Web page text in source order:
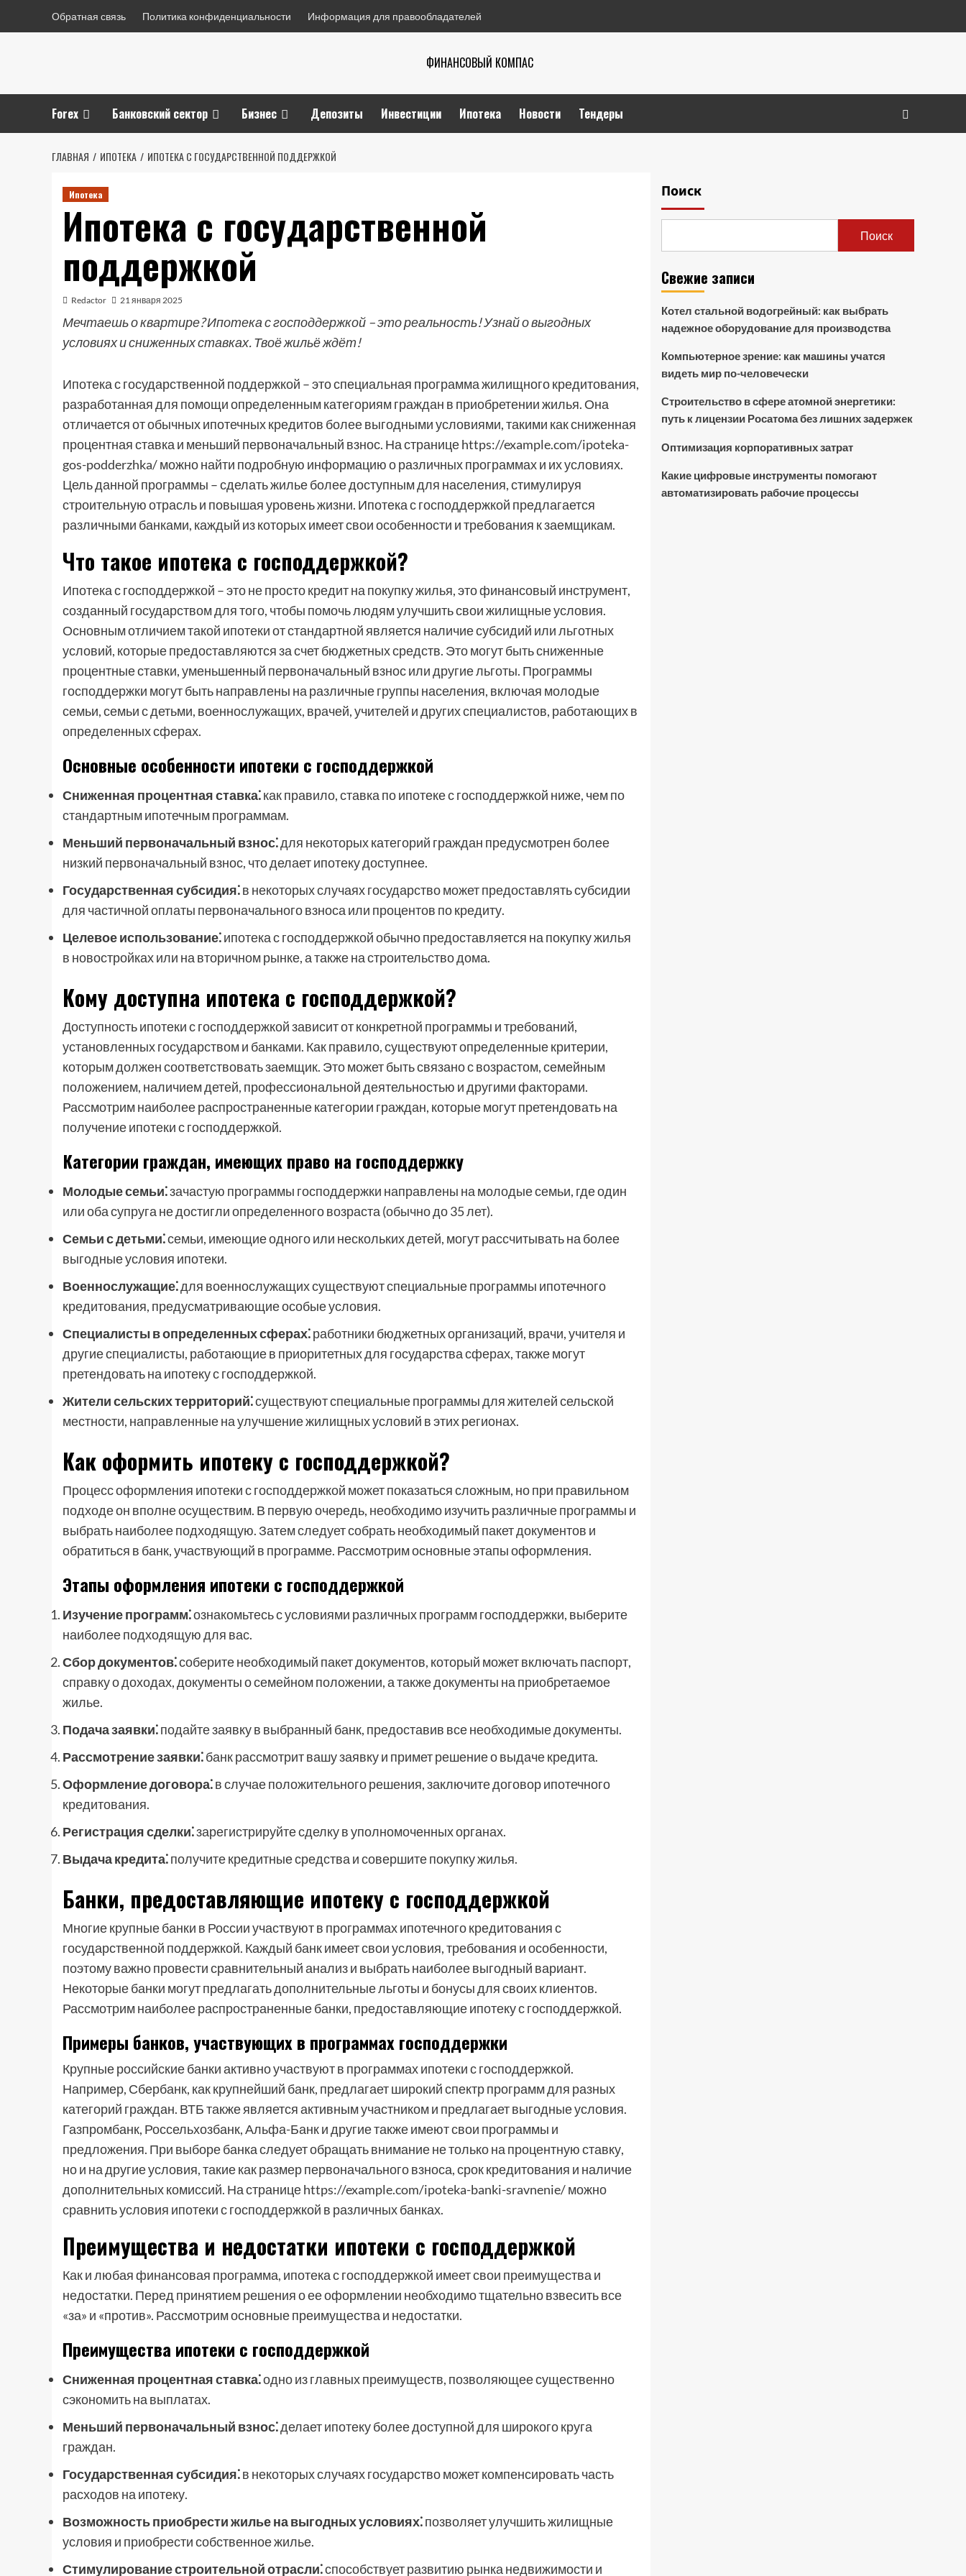
Обратная связь Политика конфиденциальности Информация для правообладателей
ФИНАНСОВЫЙ КОМПАС
Forex Банковский сектор Бизнес Депозиты Инвестиции Ипотека Новости Тендеры
ГЛАВНАЯ ИПОТЕКА ИПОТЕКА С ГОСУДАРСТВЕННОЙ ПОДДЕРЖКОЙ
Ипотека
Ипотека с государственной
поддержкой
Redactor 21 января 2025
Мечтаешь о квартире? Ипотека с господдержкой – это реальность! Узнай о выгодных
условиях и сниженных ставках. Твоё жильё ждёт!
Ипотека с государственной поддержкой – это специальная программа жилищного кредитования,
разработанная для помощи определенным категориям граждан в приобретении жилья. Она
отличается от обычных ипотечных кредитов более выгодными условиями, такими как сниженная
процентная ставка и меньший первоначальный взнос. На странице https://example.com/ipoteka-
gos-podderzhka/ можно найти подробную информацию о различных программах и их условиях.
Цель данной программы – сделать жилье более доступным для населения, стимулируя
строительную отрасль и повышая уровень жизни. Ипотека с господдержкой предлагается
различными банками, каждый из которых имеет свои особенности и требования к заемщикам.
Что такое ипотека с господдержкой?
Ипотека с господдержкой – это не просто кредит на покупку жилья, это финансовый инструмент,
созданный государством для того, чтобы помочь людям улучшить свои жилищные условия.
Основным отличием такой ипотеки от стандартной является наличие субсидий или льготных
условий, которые предоставляются за счет бюджетных средств. Это могут быть сниженные
процентные ставки, уменьшенный первоначальный взнос или другие льготы. Программы
господдержки могут быть направлены на различные группы населения, включая молодые
семьи, семьи с детьми, военнослужащих, врачей, учителей и других специалистов, работающих в
определенных сферах.
Основные особенности ипотеки с господдержкой
Сниженная процентная ставка⁚как правило, ставка по ипотеке с господдержкой ниже, чем по
стандартным ипотечным программам.
Меньший первоначальный взнос⁚для некоторых категорий граждан предусмотрен более
низкий первоначальный взнос, что делает ипотеку доступнее.
Государственная субсидия⁚в некоторых случаях государство может предоставлять субсидии
для частичной оплаты первоначального взноса или процентов по кредиту.
Целевое использование⁚ипотека с господдержкой обычно предоставляется на покупку жилья
в новостройках или на вторичном рынке, а также на строительство дома.
Кому доступна ипотека с господдержкой?
Доступность ипотеки с господдержкой зависит от конкретной программы и требований,
установленных государством и банками. Как правило, существуют определенные критерии,
которым должен соответствовать заемщик. Это может быть связано с возрастом, семейным
положением, наличием детей, профессиональной деятельностью и другими факторами.
Рассмотрим наиболее распространенные категории граждан, которые могут претендовать на
получение ипотеки с господдержкой.
Категории граждан, имеющих право на господдержку
Молодые семьи⁚зачастую программы господдержки направлены на молодые семьи, где один
или оба супруга не достигли определенного возраста (обычно до 35 лет).
Семьи с детьми⁚семьи, имеющие одного или нескольких детей, могут рассчитывать на более
выгодные условия ипотеки.
Военнослужащие⁚для военнослужащих существуют специальные программы ипотечного
кредитования, предусматривающие особые условия.
Специалисты в определенных сферах⁚работники бюджетных организаций, врачи, учителя и
другие специалисты, работающие в приоритетных для государства сферах, также могут
претендовать на ипотеку с господдержкой.
Жители сельских территорий⁚существуют специальные программы для жителей сельской
местности, направленные на улучшение жилищных условий в этих регионах.
Как оформить ипотеку с господдержкой?
Процесс оформления ипотеки с господдержкой может показаться сложным, но при правильном
подходе он вполне осуществим. В первую очередь, необходимо изучить различные программы и
выбрать наиболее подходящую. Затем следует собрать необходимый пакет документов и
обратиться в банк, участвующий в программе. Рассмотрим основные этапы оформления.
Этапы оформления ипотеки с господдержкой
Изучение программ⁚ознакомьтесь с условиями различных программ господдержки, выберите
наиболее подходящую для вас.
Сбор документов⁚соберите необходимый пакет документов, который может включать паспорт,
справку о доходах, документы о семейном положении, а также документы на приобретаемое
жилье.
Подача заявки⁚подайте заявку в выбранный банк, предоставив все необходимые документы.
Рассмотрение заявки⁚банк рассмотрит вашу заявку и примет решение о выдаче кредита.
Оформление договора⁚в случае положительного решения, заключите договор ипотечного
кредитования.
Регистрация сделки⁚зарегистрируйте сделку в уполномоченных органах.
Выдача кредита⁚получите кредитные средства и совершите покупку жилья.
Банки, предоставляющие ипотеку с господдержкой
Многие крупные банки в России участвуют в программах ипотечного кредитования с
государственной поддержкой. Каждый банк имеет свои условия, требования и особенности,
поэтому важно провести сравнительный анализ и выбрать наиболее выгодный вариант.
Некоторые банки могут предлагать дополнительные льготы и бонусы для своих клиентов.
Рассмотрим наиболее распространенные банки, предоставляющие ипотеку с господдержкой.
Примеры банков, участвующих в программах господдержки
Крупные российские банки активно участвуют в программах ипотеки с господдержкой.
Например, Сбербанк, как крупнейший банк, предлагает широкий спектр программ для разных
категорий граждан. ВТБ также является активным участником и предлагает выгодные условия.
Газпромбанк, Россельхозбанк, Альфа-Банк и другие также имеют свои программы и
предложения. При выборе банка следует обращать внимание не только на процентную ставку,
но и на другие условия, такие как размер первоначального взноса, срок кредитования и наличие
дополнительных комиссий. На странице https://example.com/ipoteka-banki-sravnenie/ можно
сравнить условия ипотеки с господдержкой в различных банках.
Преимущества и недостатки ипотеки с господдержкой
Как и любая финансовая программа, ипотека с господдержкой имеет свои преимущества и
недостатки. Перед принятием решения о ее оформлении необходимо тщательно взвесить все
«за» и «против». Рассмотрим основные преимущества и недостатки.
Преимущества ипотеки с господдержкой
Сниженная процентная ставка⁚одно из главных преимуществ, позволяющее существенно
сэкономить на выплатах.
Меньший первоначальный взнос⁚делает ипотеку более доступной для широкого круга
граждан.
Государственная субсидия⁚в некоторых случаях государство может компенсировать часть
расходов на ипотеку.
Возможность приобрести жилье на выгодных условиях⁚позволяет улучшить жилищные
условия и приобрести собственное жилье.
Стимулирование строительной отрасли⁚способствует развитию рынка недвижимости и
Поиск
Поиск
Свежие записи
Котел стальной водогрейный: как выбрать
надежное оборудование для производства
Компьютерное зрение: как машины учатся
видеть мир по-человечески
Строительство в сфере атомной энергетики:
путь к лицензии Росатома без лишних задержек
Оптимизация корпоративных затрат
Какие цифровые инструменты помогают
автоматизировать рабочие процессы